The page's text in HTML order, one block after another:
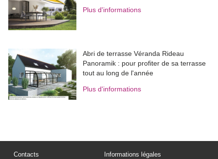
Plus d'informations
Abri de terrasse Véranda Rideau
Panoramik : pour profiter de sa terrasse
tout au long de l'année
Plus d'informations
Contacts Informations légales